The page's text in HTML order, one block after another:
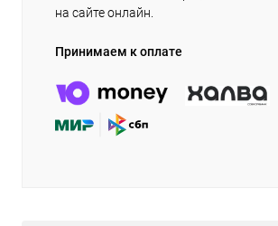
на сайте онлайн.
Принимаем к оплате